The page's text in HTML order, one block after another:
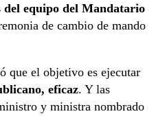
equipo del Mandatario
de cambio de mando
que el objetivo es ejecutar
eficaz. Y las
y ministra nombrado